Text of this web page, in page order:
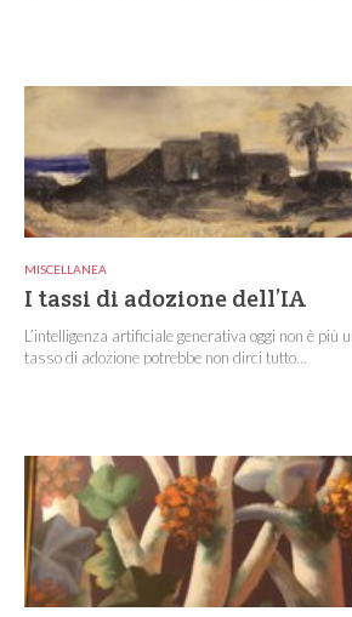
MISCELLANEA
I tassi di adozione dell’IA
L’intelligenza artificiale generativa oggi non è più
tasso di adozione potrebbe non dirci tutto...